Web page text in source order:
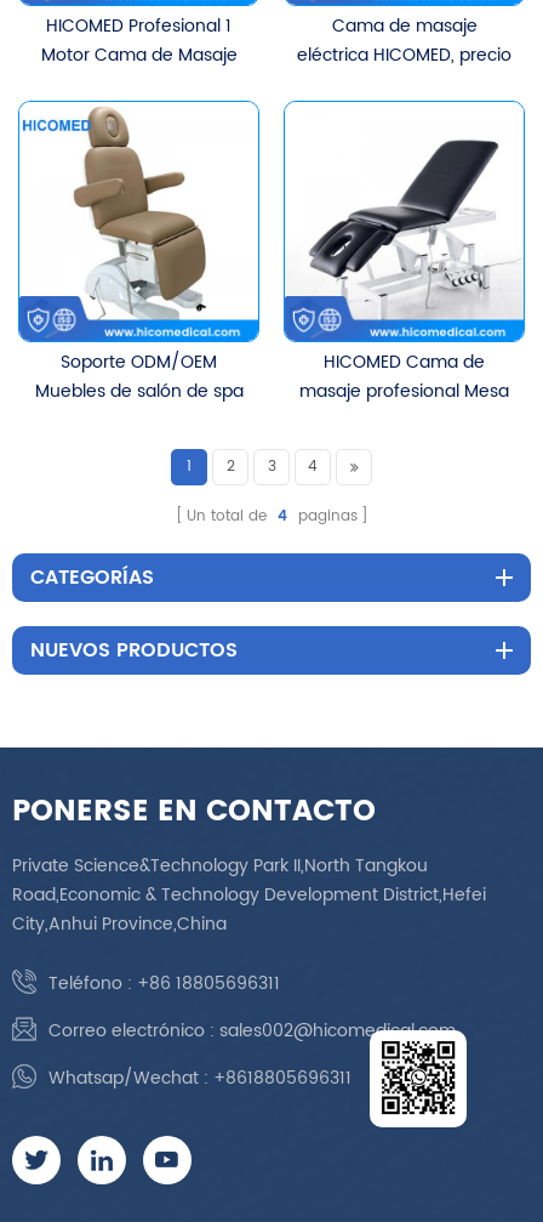
HICOMED Profesional 1
Motor Cama de Masaje
Muebles de Salón de
Belleza Pestañas Cama
Cosmética Ajuste
Eléctrico Cama de Belleza
Cama de masaje
eléctrica HICOMED, ​​precio
salón de belleza, cama
de belleza cosmética,
motores 3/4
Soporte ODM/OEM
Muebles de salón de spa
ajustable de 90 grados
Cama facial de belleza
con 3/4 motores
HICOMED Cama de
masaje profesional Mesa
Ajuste eléctrico de altura
Control dual con 2
motores a la venta
1 2 3 4
Un total de 4 paginas
CATEGORÍAS
NUEVOS PRODUCTOS
PONERSE EN CONTACTO
Private Science&Technology Park II,North Tangkou
Road,Economic & Technology Development District,Hefei
City,Anhui Province,China
Teléfono : +86 18805696311
Correo electrónico : sales002@hicomedical.com
Whatsap/Wechat : +8618805696311